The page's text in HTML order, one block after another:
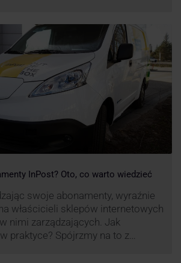
InPost? Oto, co warto wiedzieć
swoje abonamenty, wyraźnie
właścicieli sklepów internetowych
nimi zarządzających. Jak
praktyce? Spójrzmy na to z